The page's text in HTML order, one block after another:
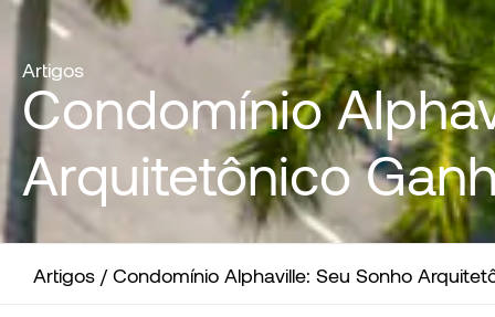
Artigos
Condomínio
Arquitetônico
Artigos / Condomínio Alphaville: Seu Sonho